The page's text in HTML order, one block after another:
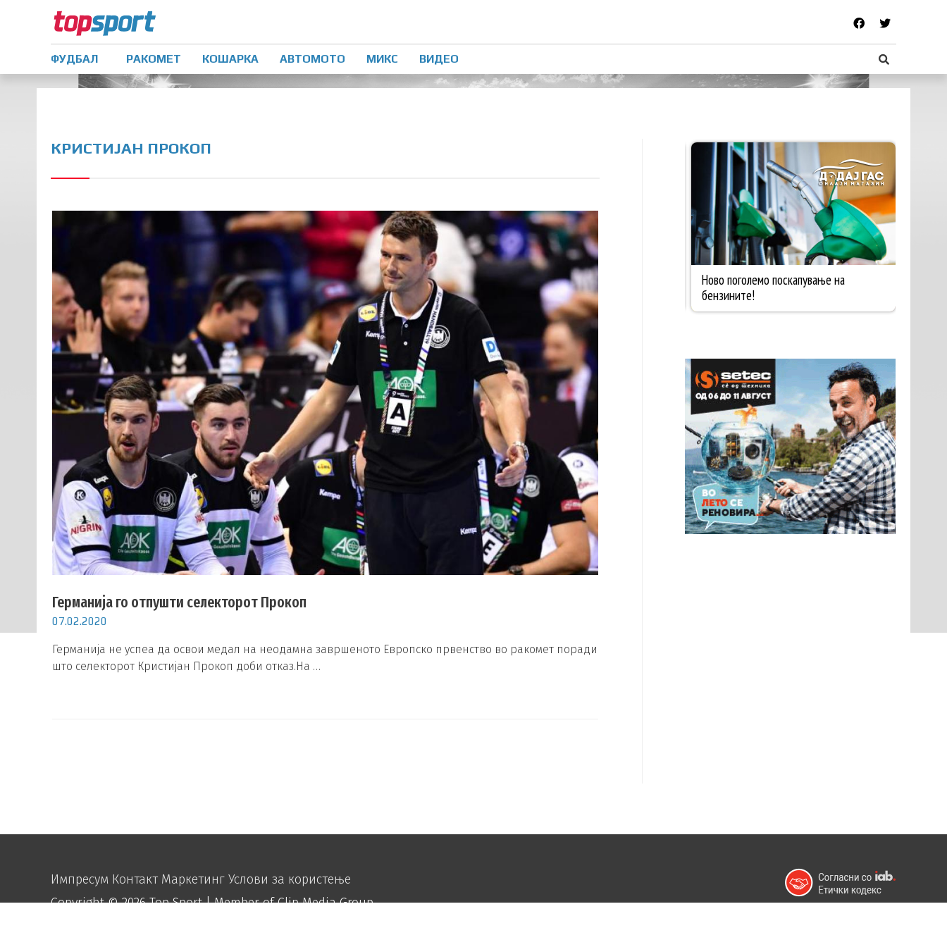
ФУДБАЛ РАКОМЕТ КОШАРКА АВТОМОТО МИКС ВИДЕО
КРИСТИЈАН ПРОКОП
Германија го отпушти селекторот Прокоп
07.02.2020
Германија не успеа да освои медал на неодамна завршеното Европско првенство во ракомет поради
што селекторот Кристијан Прокоп доби отказ.На …
Импресум Контакт Маркетинг Услови за користење
Copyright © 2026Top Sport| Member of Clip Media Group